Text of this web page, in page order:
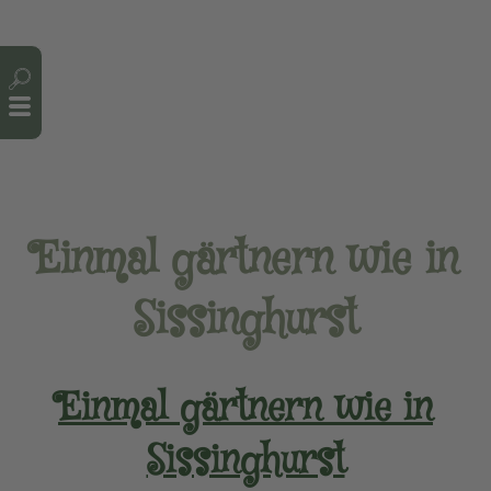
Einmal gärtnern wie in
Sissinghurst
Einmal gärtnern wie in
Sissinghurst